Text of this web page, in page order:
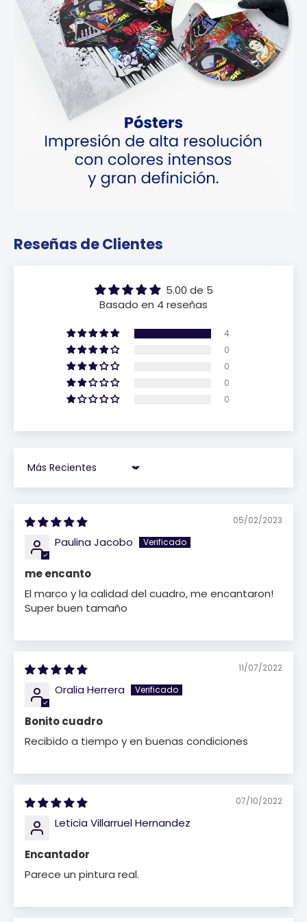
Reseñas de Clientes
5.00 de 5
Basado en 4 reseñas
4
0
0
0
0
Sort by
05/02/2023
Paulina Jacobo
me encanto
El marco y la calidad del cuadro, me encantaron!
Super buen tamaño
11/07/2022
Oralia Herrera
Bonito cuadro
Recibido a tiempo y en buenas condiciones
07/10/2022
Leticia Villarruel Hernandez
Encantador
Parece un pintura real.